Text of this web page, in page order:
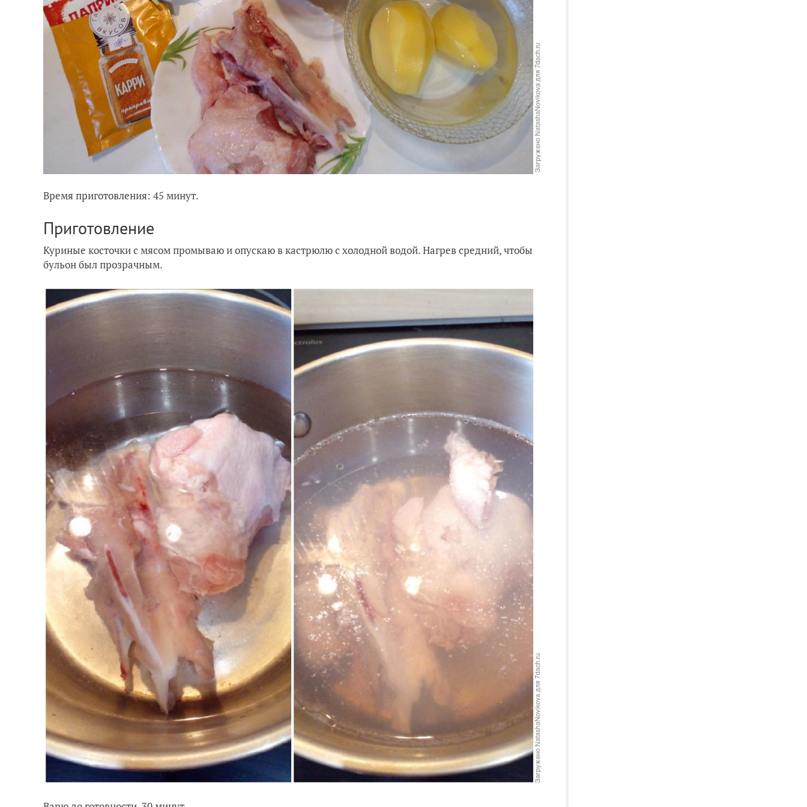
Время приготовления: 45 минут.
Приготовление
Куриные косточки с мясом промываю и опускаю в кастрюлю с холодной водой. Нагрев средний, чтобы
бульон был прозрачным.